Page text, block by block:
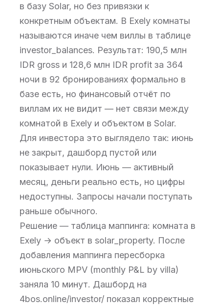
в базу Solar, но без привязки к
конкретным объектам. В Exely комнаты
называются иначе чем виллы в таблице
investor_balances. Результат: 190,5 млн
IDR gross и 128,6 млн IDR profit за 364
ночи в 92 бронированиях формально в
базе есть, но финансовый отчёт по
виллам их не видит — нет связи между
комнатой в Exely и объектом в Solar.
Для инвестора это выглядело так: июнь
не закрыт, дашборд пустой или
показывает нули. Июнь — активный
месяц, деньги реально есть, но цифры
недоступны. Запросы начали поступать
раньше обычного.
Решение — таблица маппинга: комната в
Exely → объект в solar_property. После
добавления маппинга пересборка
июньского MPV (monthly P&L by villa)
заняла 10 минут. Дашборд на
4bos.online/investor/ показал корректные